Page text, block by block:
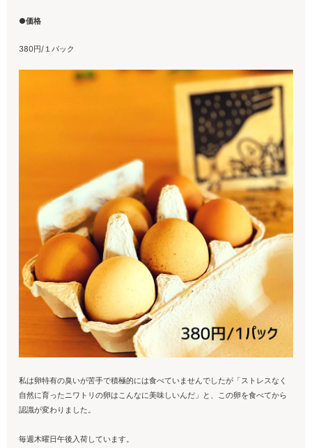
●価格
380円/１パック
私は卵特有の臭いが苦手で積極的には食べていませんでしたが「ストレスなく
自然に育ったニワトリの卵はこんなに美味しいんだ」と、この卵を食べてから
認識が変わりました。
毎週木曜日午後入荷しています。